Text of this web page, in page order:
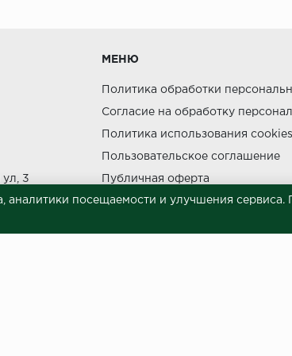
3
МЕНЮ
Политика обработки
Согласие на обработку
Политика использования cookies
Пользовательское соглашение
Публичная оферта
Сведения о продавце (реквизиты)
посещаемости и улучшения